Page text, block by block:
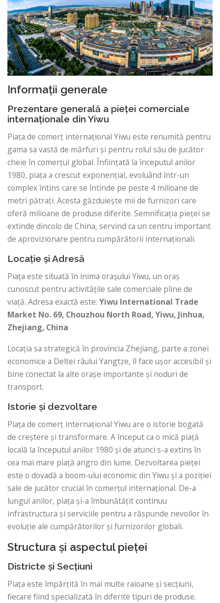
Informații generale
Prezentare generală a pieței comerciale
internaționale din Yiwu
Piața de comerț internațional Yiwu este renumită pentru
gama sa vastă de mărfuri și pentru rolul său de jucător
cheie în comerțul global. Înființată la începutul anilor
1980, piața a crescut exponențial, evoluând într-un
complex întins care se întinde pe peste 4 milioane de
metri pătrați. Acesta găzduiește mii de furnizori care
oferă milioane de produse diferite. Semnificația pieței se
extinde dincolo de China, servind ca un centru important
de aprovizionare pentru cumpărătorii internaționali.
Locație și Adresă
Piața este situată în inima orașului Yiwu, un oraș
cunoscut pentru activitățile sale comerciale pline de
viață. Adresa exactă este: Yiwu International Trade
Market No. 69, Chouzhou North Road, Yiwu, Jinhua,
Zhejiang, China
Locația sa strategică în provincia Zhejiang, parte a zonei
economice a Deltei râului Yangtze, îl face ușor accesibil și
bine conectat la alte orașe importante și noduri de
transport.
Istorie și dezvoltare
Piața de comerț internațional Yiwu are o istorie bogată
de creștere și transformare. A început ca o mică piață
locală la începutul anilor 1980 și de atunci s-a extins în
cea mai mare piață angro din lume. Dezvoltarea pieței
este o dovadă a boom-ului economic din Yiwu și a poziției
sale de jucător crucial în comerțul internațional. De-a
lungul anilor, piața și-a îmbunătățit continuu
infrastructura și serviciile pentru a răspunde nevoilor în
evoluție ale cumpărătorilor și furnizorilor globali.
Structura și aspectul pieței
Districte și Secțiuni
Piața este împărțită în mai multe raioane și secțiuni,
fiecare fiind specializată în diferite tipuri de produse.